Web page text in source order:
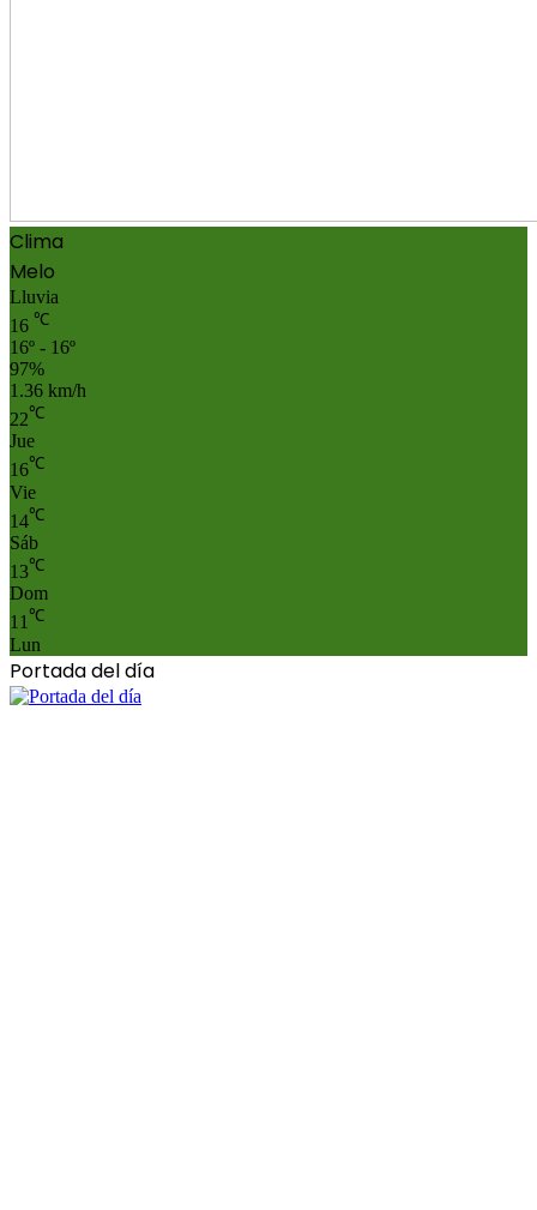
Clima
Melo
Lluvia
16 ℃
16º - 16º
97%
1.36 km/h
22℃
Jue
16℃
Vie
14℃
Sáb
13℃
Dom
11℃
Lun
Portada del día